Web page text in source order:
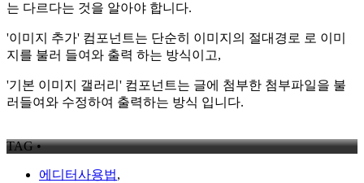
는 다르다는 것을 알아야 합니다.
'이미지 추가' 컴포넌트는 단순히 이미지의 절대경로 로 이미
지를 불러 들여와 출력 하는 방식이고,
'기본 이미지 갤러리' 컴포넌트는 글에 첨부한 첨부파일을 불
러들여와 수정하여 출력하는 방식 입니다.
TAG •
에디터사용법,